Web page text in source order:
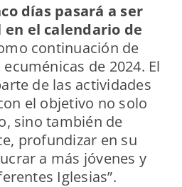
días pasará a ser
el calendario de
continuación de
de 2024. El
de las actividades
el objetivo no solo
sino también de
profundizar en su
a más jóvenes y
Iglesias”.